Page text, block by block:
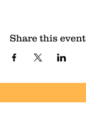
Share this event